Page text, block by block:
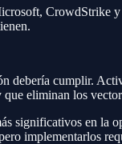
CrowdStrike
debería cumplir.
eliminan los
significativos en la
implementarlos